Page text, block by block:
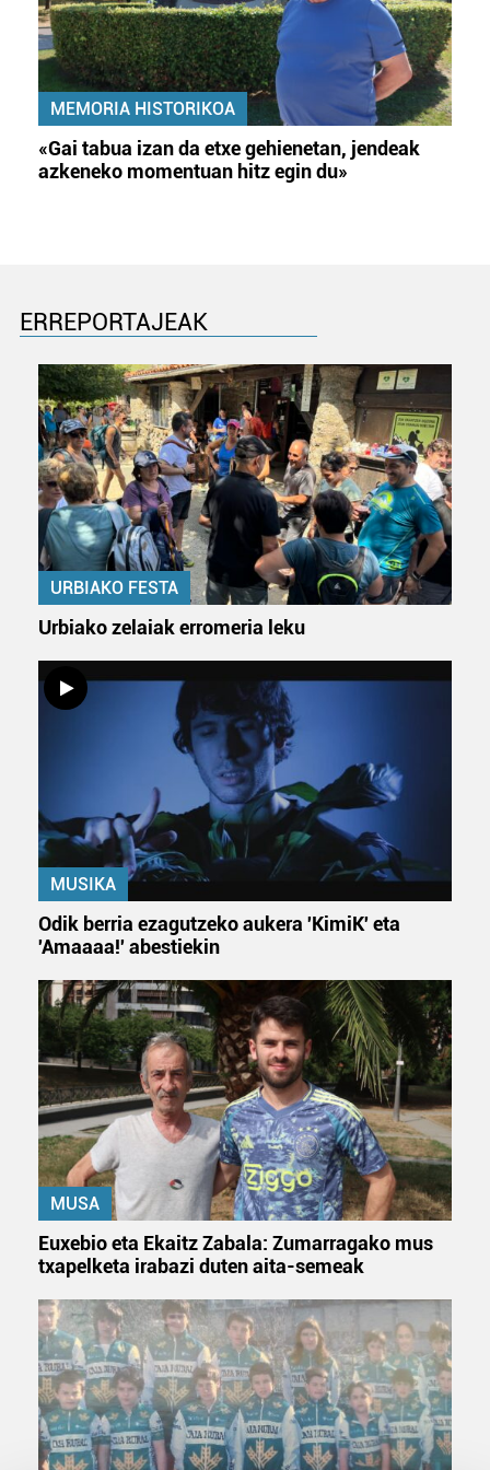
MEMORIA HISTORIKOA
«Gai tabua izan da etxe gehienetan, jendeak
azkeneko momentuan hitz egin du»
ERREPORTAJEAK
URBIAKO FESTA
Urbiako zelaiak erromeria leku
MUSIKA
Odik berria ezagutzeko aukera 'KimiK' eta
'Amaaaa!' abestiekin
MUSA
Euxebio eta Ekaitz Zabala: Zumarragako mus
txapelketa irabazi duten aita-semeak